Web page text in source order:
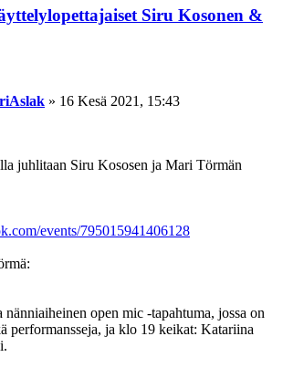
Siru Kosonen &
» 16 Kesä 2021, 15:43
juhlitaan Siru Kososen ja Mari Törmän
events/795015941406128
open mic -tapahtuma, jossa on
performansseja, ja klo 19 keikat: Katariina